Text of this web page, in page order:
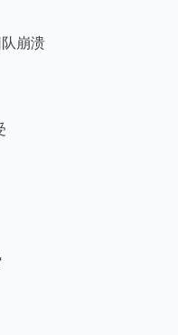
崩溃